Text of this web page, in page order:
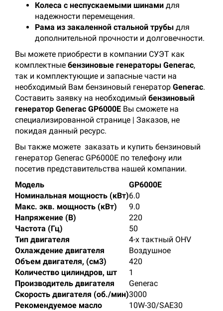
Колеса с неспускаемыми шинами для
надежности перемещения.
Рама из закаленной стальной трубы для
дополнительной прочности и долговечности.
Вы можете приобрести в компании СУЭТ как
комплектные бензиновые генераторы Generac,
так и комплектующие и запасные части на
необходимый Вам бензиновый генератор Generac.
Составить заявку на необходимый бензиновый
генератор Generac GP6000E Вы сможете на
специализированной странице | Заказов, не
покидая данный ресурс.
Вы также можете заказать и купить бензиновый
генератор Generac GP6000E по телефону или
посетив представительства нашей компании.
Модель
GP6000E
Номинальная мощность (кВт)6.0
Макс. экв. мощность (кВт)
9.0
Напряжение (В)
220
Частота (Гц)
50
Тип двигателя
4-х тактный OHV
Охлаждение двигателя
Воздушное
Объем двигателя, (см3)
420
Количество цилиндров, шт
1
Производитель двигателя
Generac
Скорость двигателя (об./мин)3000
Рекомендуемое масло
10W-30/SAE30